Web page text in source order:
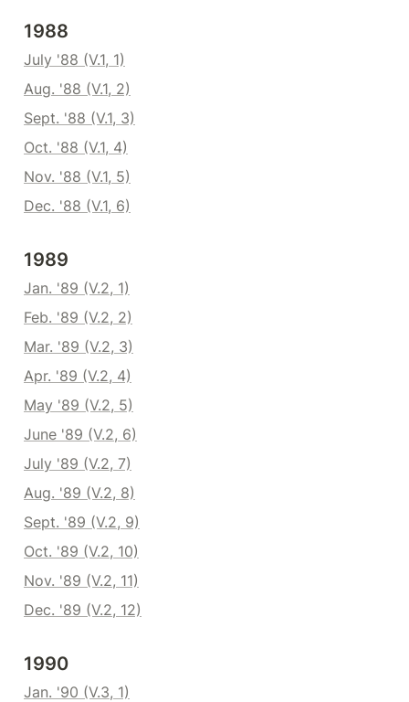
1988
July '88 (V.1, 1)
Aug. '88 (V.1, 2)
Sept. '88 (V.1, 3)
Oct. '88 (V.1, 4)
Nov. '88 (V.1, 5)
Dec. '88 (V.1, 6)
1989
Jan. '89 (V.2, 1)
Feb. '89 (V.2, 2)
Mar. '89 (V.2, 3)
Apr. '89 (V.2, 4)
May '89 (V.2, 5)
June '89 (V.2, 6)
July '89 (V.2, 7)
Aug. '89 (V.2, 8)
Sept. '89 (V.2, 9)
Oct. '89 (V.2, 10)
Nov. '89 (V.2, 11)
Dec. '89 (V.2, 12)
1990
Jan. '90 (V.3, 1)